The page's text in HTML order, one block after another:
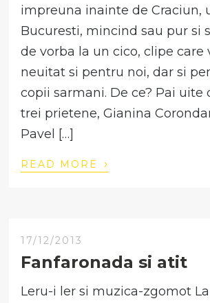
impreuna inainte de Craciun,
Bucuresti, mincind sau pur si
de vorba la un cico, clipe care
neuitat si pentru noi, dar si
copii sarmani. De ce? Pai uite
trei prietene, Gianina
Pavel […]
READ MORE ›
17/12/2013
Fanfaronada si atit
Leru-i ler si muzica-zgomot